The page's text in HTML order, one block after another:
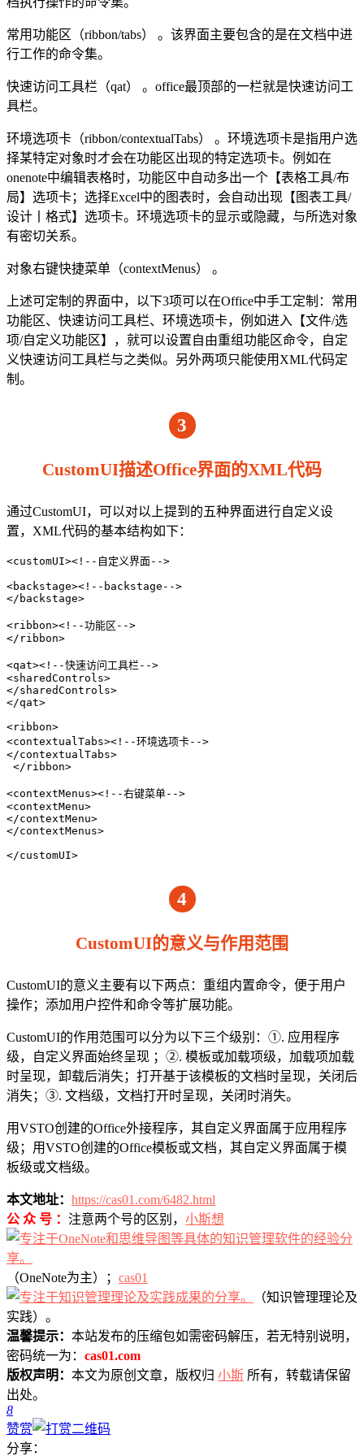
常用功能区（ribbon/tabs） 。该界面主要包含的是在文档中进
行工作的命令集。
快速访问工具栏（qat） 。office最顶部的一栏就是快速访问工
具栏。
环境选项卡（ribbon/contextualTabs） 。环境选项卡是指用户选
择某特定对象时才会在功能区出现的特定选项卡。例如在
onenote中编辑表格时，功能区中自动多出一个【表格工具/布
局】选项卡；选择Excel中的图表时，会自动出现【图表工具/
设计丨格式】选项卡。环境选项卡的显示或隐藏，与所选对象
有密切关系。
对象右键快捷菜单（contextMenus） 。
上述可定制的界面中，以下3项可以在Office中手工定制：常用
功能区、快速访问工具栏、环境选项卡，例如进入【文件/选
项/自定义功能区】，就可以设置自由重组功能区命令，自定
义快速访问工具栏与之类似。另外两项只能使用XML代码定
制。
3
CustomUI描述Office界面的XML代码
通过CustomUI，可以对以上提到的五种界面进行自定义设
置，XML代码的基本结构如下：
<customUI><!--自定义界面-->
<backstage><!--backstage-->
</backstage>
<ribbon><!--功能区-->
</ribbon>
<qat><!--快速访问工具栏-->
<sharedControls>
</sharedControls>
</qat>
<ribbon>
<contextualTabs><!--环境选项卡-->
</contextualTabs>
</ribbon>
<contextMenus><!--右键菜单-->
<contextMenu>
</contextMenu>
</contextMenus>
</customUI>
4
CustomUI的意义与作用范围
CustomUI的意义主要有以下两点：重组内置命令，便于用户
操作；添加用户控件和命令等扩展功能。
CustomUI的作用范围可以分为以下三个级别：①. 应用程序
级，自定义界面始终呈现 ；②. 模板或加载项级，加载项加载
时呈现，卸载后消失；打开基于该模板的文档时呈现，关闭后
消失；③. 文档级，文档打开时呈现，关闭时消失。
用VSTO创建的Office外接程序，其自定义界面属于应用程序
级；用VSTO创建的Office模板或文档，其自定义界面属于模
板级或文档级。
本文地址： https://cas01.com/6482.html
公 众 号 ： 注意两个号的区别， 小斯想
（OneNote为主）； cas01
（知识管理理论及
实践）。
温馨提示： 本站发布的压缩包如需密码解压，若无特别说明，
密码统一为： cas01.com
版权声明： 本文为原创文章，版权归 小斯 所有，转载请保留
出处。
8
赞赏
分享：